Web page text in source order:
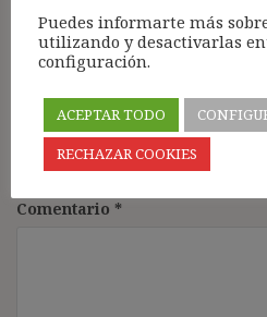
Deja una respuesta
Tu dirección de correo
campos obligatorios están
Comentario *
Puedes informarte más
utilizando y desactivarlas
configuración.
ACEPTAR TODO
RECHAZAR COOKIES